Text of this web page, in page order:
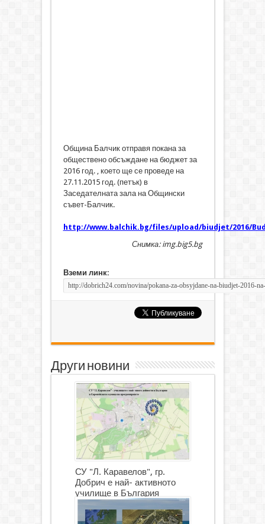
Община Балчик отправя покана за
обществено обсъждане на бюджет за
2016 год. , което ще се проведе на
27.11.2015 год. (петък) в
Заседателната зала на Общински
съвет-Балчик.
http://www.balchik.bg/files/upload/biudjet/2016/
Снимка: img.big5.bg
Вземи линк:
Други новини
СУ "Л. Каравелов", гр.
Добрич е най- активното
училище в България